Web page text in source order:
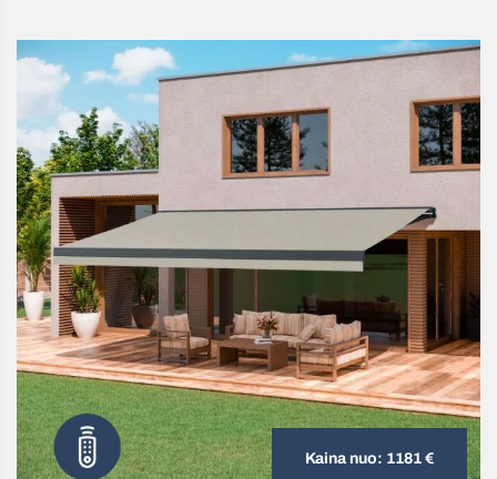
Kaina nuo: 1181 €